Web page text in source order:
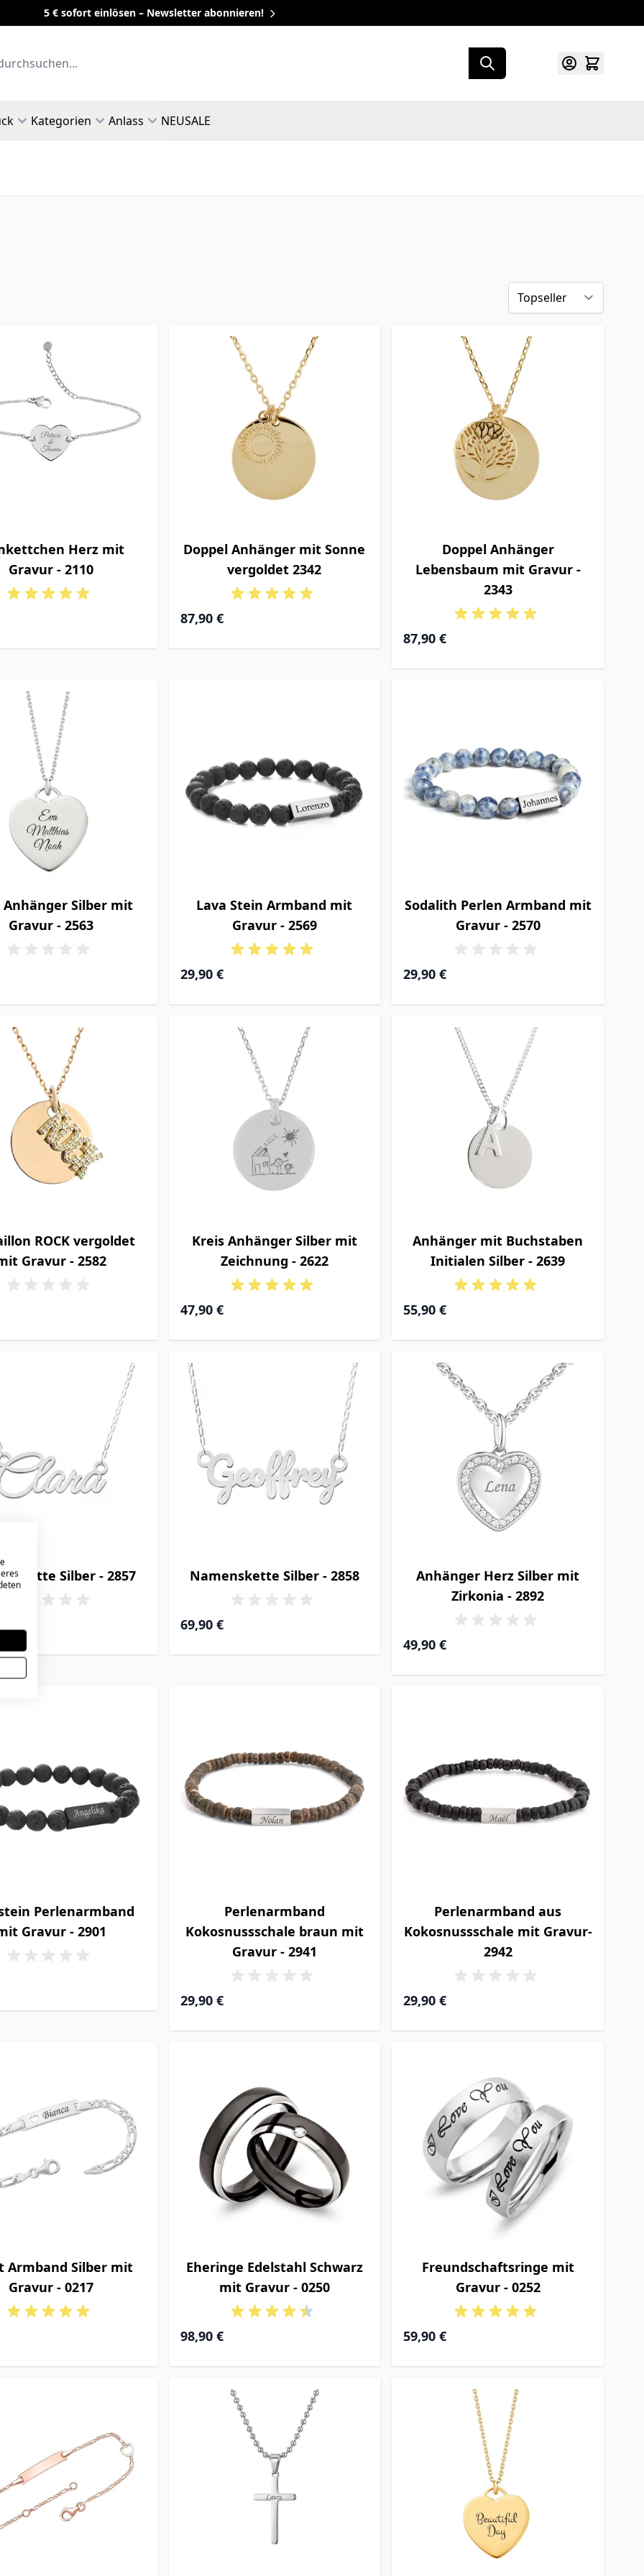
5 € sofort einlösen – Newsletter abonnieren!
Kategorien Anlass NEUSALE
Herz mit
Gravur - 2110
Doppel Anhänger mit Sonne
vergoldet 2342
87,90 €
Doppel Anhänger
Lebensbaum mit Gravur -
2343
87,90 €
Anhänger Silber mit
Gravur - 2563
Lava Stein Armband mit
Gravur - 2569
29,90 €
Sodalith Perlen Armband mit
Gravur - 2570
29,90 €
ROCK vergoldet
Gravur - 2582
Kreis Anhänger Silber mit
Zeichnung - 2622
47,90 €
Anhänger mit Buchstaben
Initialen Silber - 2639
55,90 €
Silber - 2857 Namenskette Silber - 2858
69,90 €
Anhänger Herz Silber mit
Zirkonia - 2892
49,90 €
Perlenarmband
Gravur - 2901
Perlenarmband
Kokosnussschale braun mit
Gravur - 2941
29,90 €
Perlenarmband aus
Kokosnussschale mit Gravur-
2942
29,90 €
Armband Silber mit
Gravur - 0217
Eheringe Edelstahl Schwarz
mit Gravur - 0250
98,90 €
Freundschaftsringe mit
Gravur - 0252
59,90 €